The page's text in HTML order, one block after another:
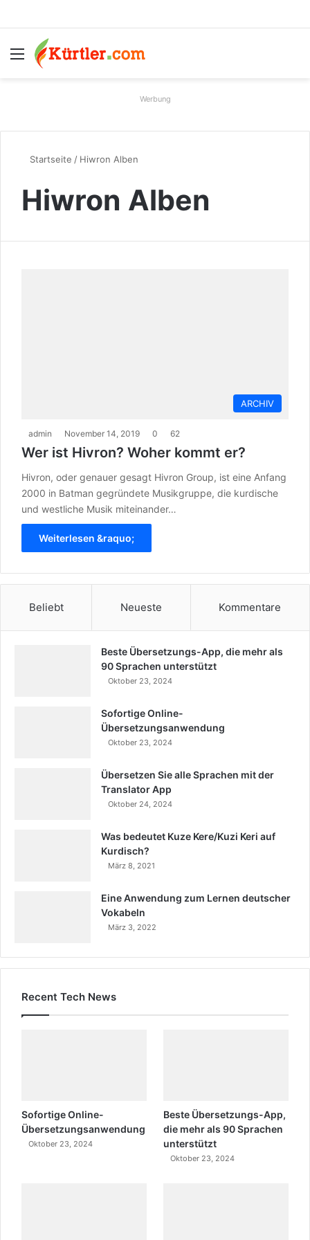
Menü
Werbung
Startseite / Hiwron Alben
Hiwron Alben
ARCHIV
admin November 14, 2019 0 62
Wer ist Hivron? Woher kommt er?
Hivron, oder genauer gesagt Hivron Group, ist eine Anfang
2000 in Batman gegründete Musikgruppe, die kurdische
und westliche Musik miteinander…
Weiterlesen &raquo;
Beliebt Neueste Kommentare
Beste Übersetzungs-App, die mehr als
90 Sprachen unterstützt
Oktober 23, 2024
Sofortige Online-
Übersetzungsanwendung
Oktober 23, 2024
Übersetzen Sie alle Sprachen mit der
Translator App
Oktober 24, 2024
Was bedeutet Kuze Kere/Kuzi Keri auf
Kurdisch?
März 8, 2021
Eine Anwendung zum Lernen deutscher
Vokabeln
März 3, 2022
Recent Tech News
Sofortige Online-
Übersetzungsanwendung
Oktober 23, 2024
Beste Übersetzungs-App,
die mehr als 90 Sprachen
unterstützt
Oktober 23, 2024